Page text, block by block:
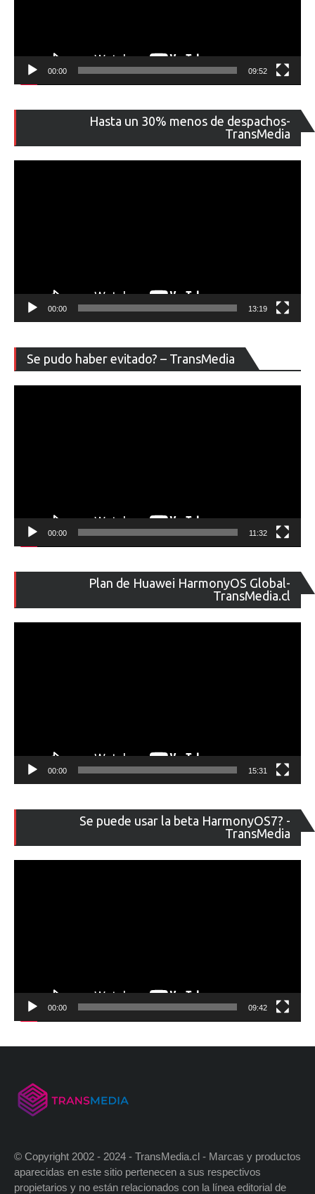
00:00 09:52
Hasta un 30% menos de despachos-
TransMedia
de
00:00 13:19
Se pudo haber evitado? – TransMedia
de
00:00 11:32
Plan de Huawei HarmonyOS Global-
TransMedia.cl
de
00:00 15:31
Se puede usar la beta HarmonyOS7? -
TransMedia
de
00:00 09:42
© Copyright 2002 - 2024 - TransMedia.cl - Marcas y productos
aparecidas en este sitio pertenecen a sus respectivos
propietarios y no están relacionados con la línea editorial de